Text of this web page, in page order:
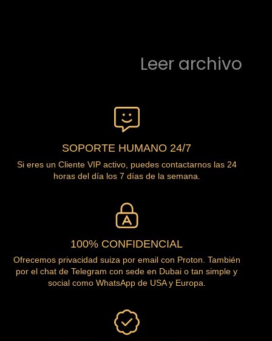
Leer archivo
SOPORTE HUMANO 24/7
Si eres un Cliente VIP activo, puedes contactarnos las 24
horas del día los 7 días de la semana.
100% CONFIDENCIAL
Ofrecemos privacidad suiza por email con Proton. También
por el chat de Telegram con sede en Dubai o tan simple y
social como WhatsApp de USA y Europa.